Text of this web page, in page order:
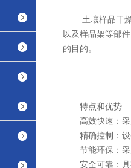
土壤样品干燥
以及样品架等部
的目的。
特点和优势
高效快速：采
精确控制：设
节能环保：采
安全可靠：具